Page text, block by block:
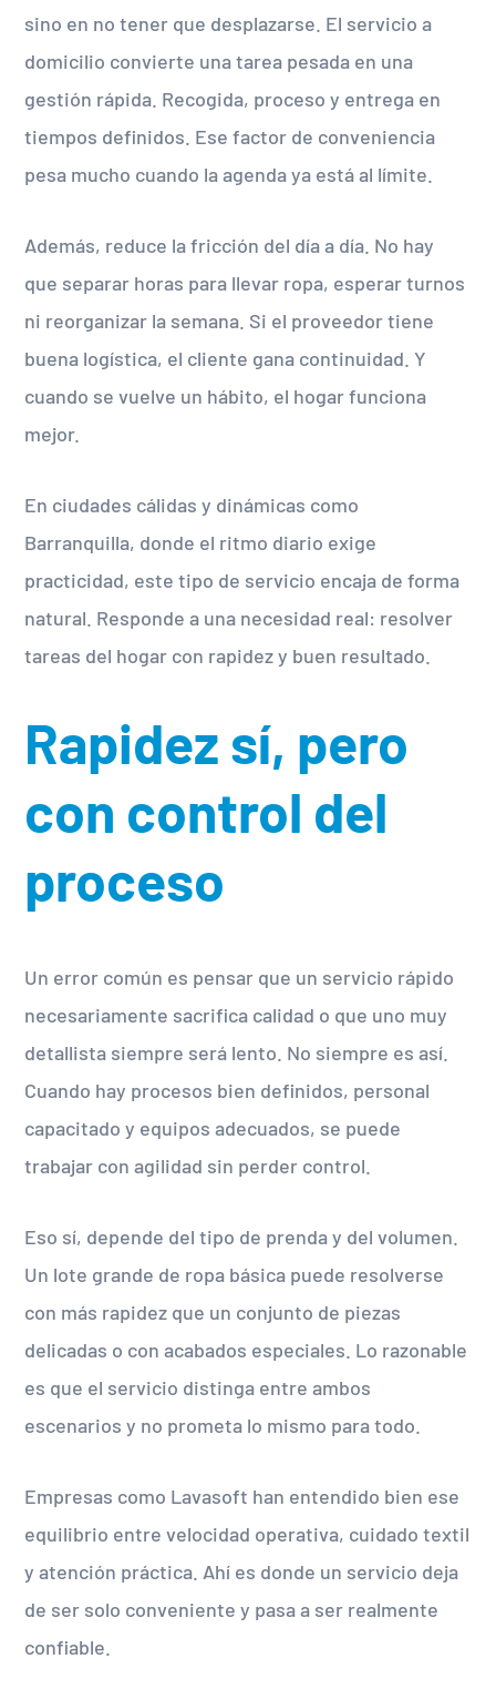
sino en no tener que desplazarse. El servicio a
domicilio convierte una tarea pesada en una
gestión rápida. Recogida, proceso y entrega en
tiempos definidos. Ese factor de conveniencia
pesa mucho cuando la agenda ya está al límite.
Además, reduce la fricción del día a día. No hay
que separar horas para llevar ropa, esperar turnos
ni reorganizar la semana. Si el proveedor tiene
buena logística, el cliente gana continuidad. Y
cuando se vuelve un hábito, el hogar funciona
mejor.
En ciudades cálidas y dinámicas como
Barranquilla, donde el ritmo diario exige
practicidad, este tipo de servicio encaja de forma
natural. Responde a una necesidad real: resolver
tareas del hogar con rapidez y buen resultado.
Rapidez sí, pero
con control del
proceso
Un error común es pensar que un servicio rápido
necesariamente sacrifica calidad o que uno muy
detallista siempre será lento. No siempre es así.
Cuando hay procesos bien definidos, personal
capacitado y equipos adecuados, se puede
trabajar con agilidad sin perder control.
Eso sí, depende del tipo de prenda y del volumen.
Un lote grande de ropa básica puede resolverse
con más rapidez que un conjunto de piezas
delicadas o con acabados especiales. Lo razonable
es que el servicio distinga entre ambos
escenarios y no prometa lo mismo para todo.
Empresas como Lavasoft han entendido bien ese
equilibrio entre velocidad operativa, cuidado textil
y atención práctica. Ahí es donde un servicio deja
de ser solo conveniente y pasa a ser realmente
confiable.